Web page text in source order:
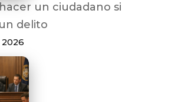
un ciudadano si
delito
2026